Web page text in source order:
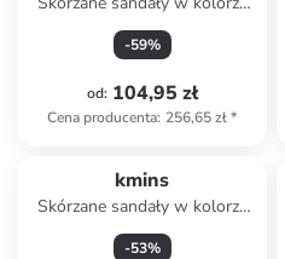
miętowym
-59%
od: 104,95 zł
Cena producenta: 256,65 zł*
kmins
Skórzane sandały w kolorze
zielonym
-53%